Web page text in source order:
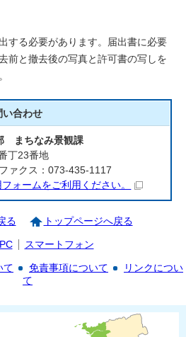
する必要があります。届出書に必要
前と撤去後の写真と許可書の写しを
い合わせ
まちなみ景観課
丁23番地
ァクス：073-435-1117
ォームをご利用ください。
る トップページへ戻る
PC スマートフォン
て 免責事項について
リンクについ
て